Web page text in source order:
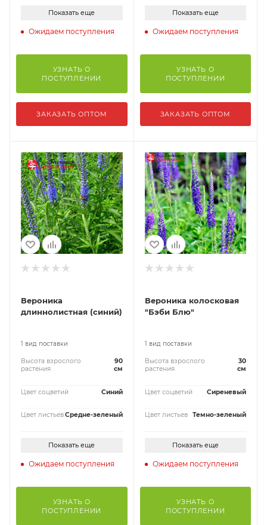
Показать еще
Ожидаем поступления
УЗНАТЬ О
ПОСТУПЛЕНИИ
ЗАКАЗАТЬ ОПТОМ
Показать еще
Ожидаем поступления
УЗНАТЬ О
ПОСТУПЛЕНИИ
ЗАКАЗАТЬ ОПТОМ
Вероника
длиннолистная (синий)
1 вид поставки
Высота взрослого
растения
90
см
Цвет соцветий Синий
Цвет листьевСредне-зеленый
Показать еще
Ожидаем поступления
УЗНАТЬ О
ПОСТУПЛЕНИИ
Вероника колосковая
"Бэби Блю"
1 вид поставки
Высота взрослого
растения
30
см
Цвет соцветий Сиреневый
Цвет листьев Темно-зеленый
Показать еще
Ожидаем поступления
УЗНАТЬ О
ПОСТУПЛЕНИИ